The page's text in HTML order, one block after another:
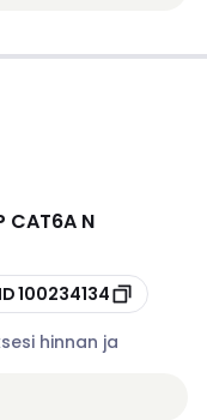
CAT6A N
100234134
hinnan ja